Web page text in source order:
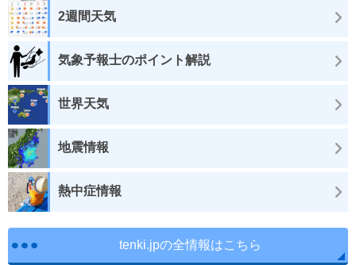
2週間天気
気象予報士のポイント解説
世界天気
地震情報
熱中症情報
tenki.jpの全情報はこちら